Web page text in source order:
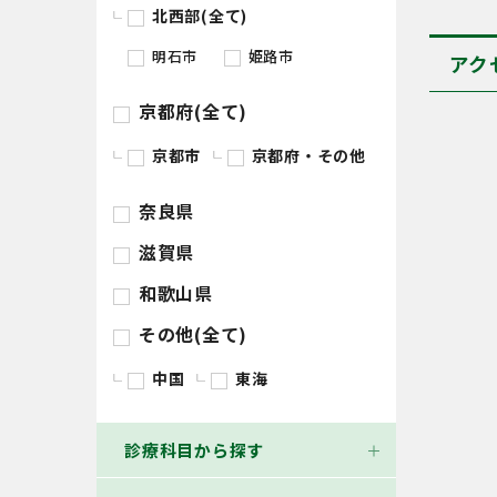
北西部(全て)
明石市 姫路市
京都府(全て)
京都市 京都府・その他
奈良県
滋賀県
和歌山県
その他(全て)
中国 東海
診療科目から探す
アク